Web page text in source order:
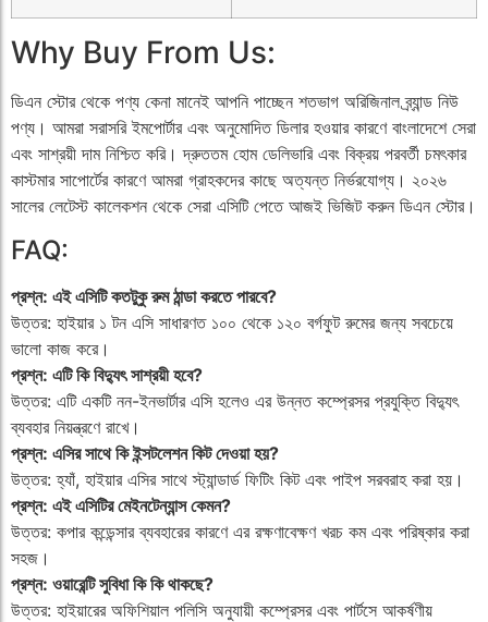
Why Buy From Us:
ডিএন স্টোর থেকে পণ্য কেনা মানেই আপনি পাচ্ছেন শতভাগ অরিজিনাল ব্র্যান্ড নিউ
পণ্য। আমরা সরাসরি ইমপোর্টার এবং অনুমোদিত ডিলার হওয়ার কারণে বাংলাদেশে সেরা
এবং সাশ্রয়ী দাম নিশ্চিত করি। দ্রুততম হোম ডেলিভারি এবং বিক্রয় পরবর্তী চমৎকার
কাস্টমার সাপোর্টের কারণে আমরা গ্রাহকদের কাছে অত্যন্ত নির্ভরযোগ্য। ২০২৬
সালের লেটেস্ট কালেকশন থেকে সেরা এসিটি পেতে আজই ভিজিট করুন ডিএন স্টোর।
FAQ:
প্রশ্ন: এই এসিটি কতটুকু রুম ঠান্ডা করতে পারবে?
উত্তর: হাইয়ার ১ টন এসি সাধারণত ১০০ থেকে ১২০ বর্গফুট রুমের জন্য সবচেয়ে
ভালো কাজ করে।
প্রশ্ন: এটি কি বিদ্যুৎ সাশ্রয়ী হবে?
উত্তর: এটি একটি নন-ইনভার্টার এসি হলেও এর উন্নত কম্প্রেসর প্রযুক্তি বিদ্যুৎ
ব্যবহার নিয়ন্ত্রণে রাখে।
প্রশ্ন: এসির সাথে কি ইন্সটলেশন কিট দেওয়া হয়?
উত্তর: হ্যাঁ, হাইয়ার এসির সাথে স্ট্যান্ডার্ড ফিটিং কিট এবং পাইপ সরবরাহ করা হয়।
প্রশ্ন: এই এসিটির মেইনটেন্যান্স কেমন?
উত্তর: কপার কন্ডেন্সার ব্যবহারের কারণে এর রক্ষণাবেক্ষণ খরচ কম এবং পরিষ্কার করা
সহজ।
প্রশ্ন: ওয়ারেন্টি সুবিধা কি কি থাকছে?
উত্তর: হাইয়ারের অফিশিয়াল পলিসি অনুযায়ী কম্প্রেসর এবং পার্টসে আকর্ষণীয়